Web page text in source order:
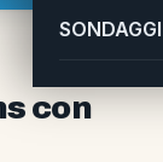
con